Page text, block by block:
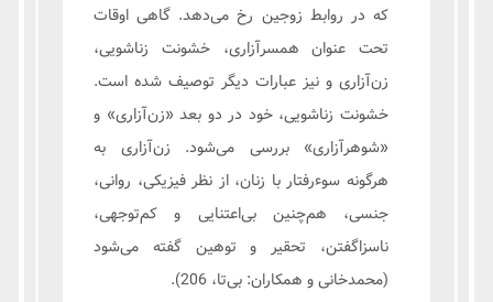
که در روابط زوجین رخ می‌دهد. گاهی اوقات
تحت عنوان همسرآزاری، خشونت زناشویی،
زن‌آزاری و نیز عبارات دیگر توصیف شده است.
خشونت زناشویی، خود در دو بعد «زن‌آزاری» و
«شوهرآزاری» بررسی می‌شود. زن‌آزاری به
هرگونه سوء‌رفتار با زنان، از نظر فیزیکی، روانی،
جنسی، هم‌چنین بی‌اعتنایی و کم‌توجهی،
ناسزاگفتن، تحقیر و توهین گفته می‌شود
(محمدخانی و همکاران: بی‌تا، 206).